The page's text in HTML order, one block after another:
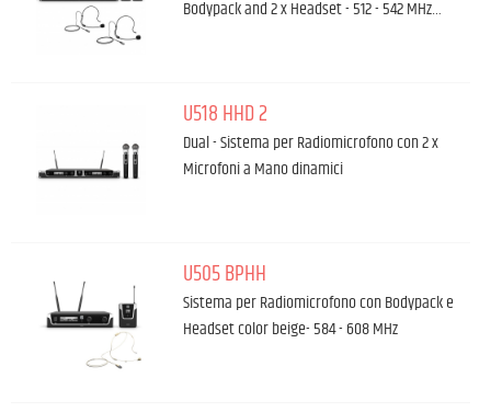
Bodypack and 2 x Headset - 512 - 542 MHz…
U518 HHD 2
Dual - Sistema per Radiomicrofono con 2 x
Microfoni a Mano dinamici
U505 BPHH
Sistema per Radiomicrofono con Bodypack e
Headset color beige- 584 - 608 MHz